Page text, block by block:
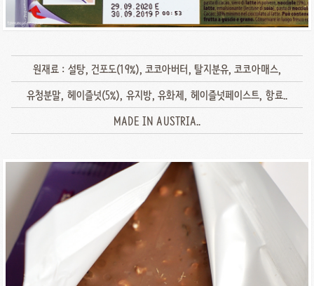
원재료 : 설탕, 건포도(19%), 코코아버터, 탈지분유, 코코아매스,
유청분말, 헤이즐넛(5%), 유지방, 유화제, 헤이즐넛페이스트, 항료..
MADE IN AUSTRIA..